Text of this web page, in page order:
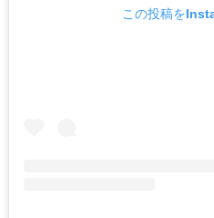
この投稿を